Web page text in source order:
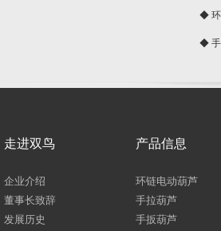
◆ 环
◆ 手
走进双鸟
企业介绍
董事长致辞
发展历史
产品信息
环链电动葫芦
手拉葫芦
手扳葫芦